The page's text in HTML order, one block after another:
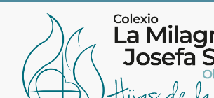
contenido